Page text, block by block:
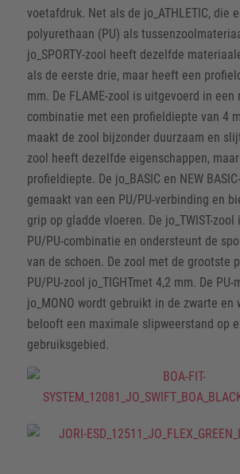
voetafdruk. Net als de jo_ATHLETIC, die
polyurethaan (PU) als
jo_SPORTY-zool heeft dezelfde
als de eerste drie, maar heeft een
mm. De FLAME-zool is uitgevoerd in een
combinatie met een profieldiepte van 4
maakt de zool bijzonder duurzaam en
zool heeft dezelfde eigenschappen,
profieldiepte. De jo_BASIC en NEW
gemaakt van een PU/PU-verbinding en
grip op gladde vloeren. De jo_TWIST-zool
PU/PU-combinatie en ondersteunt de
van de schoen. De zool met de grootste
PU/PU-zool jo_TIGHTmet 4,2 mm. De PU-
jo_MONO wordt gebruikt in de zwarte
belooft een maximale slipweerstand op
gebruiksgebied.